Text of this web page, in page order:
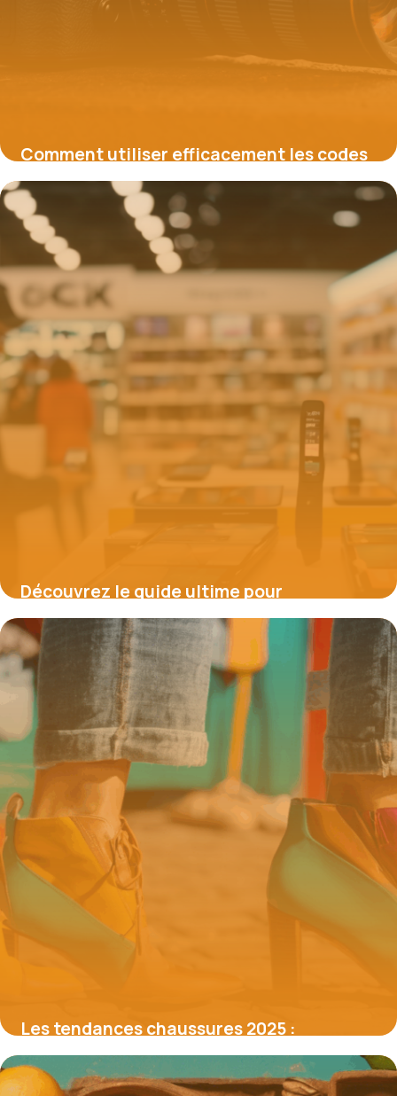
Comment utiliser efficacement les codes
promo Amazon pour économiser
16 juin 2026
Découvrez le guide ultime pour
économiser massivement sur vos achats
de smartphones chez Cdiscount
16 juin 2026
Les tendances chaussures 2025 :
comment profiter des meilleurs codes
promo du moment